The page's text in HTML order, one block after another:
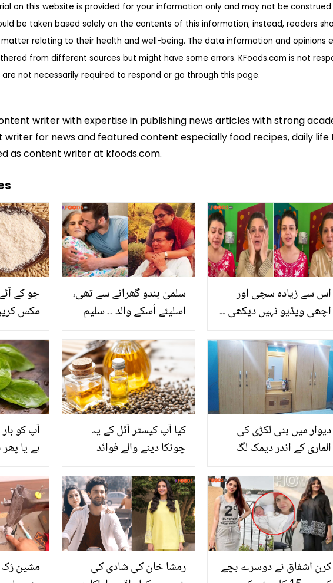
on this website is provided for your information only and may not be
be taken based solely on the contents of this information; instead, readers
relating to their health and well-being. The data information and opinions
from different sources but might have some errors. KFoods.com is not
not necessarily required to respond or go through this page.
writer with expertise in publishing news articles with strong
for news and featured content especially food recipes, daily
as content writer at kfoods.com.
جو کے
مکس
معلوم
سلمیٰ ہندو گھرانے سے تھی،
اسلیئے اُسکے والد ۔۔ سلیم
شادی کے لیئے سسر کو کیسے
منایا؟
اس سے زیادہ سچی اور
اچھی ویڈیو نہیں دیکھی ۔۔
عباس کی اسکن کیئر
پروڈکٹس کی ویڈیو نے
مداحوں کے دل جیت لیئے
آپ کو
ہے یا
مسائل
بھی
کیا آپ کیسٹر آئل کے یہ
چونکا دینے والے فوائد
دیوار میں بنی لکڑی کی
الماری کے اندر دیمک لگ
ختم کرنے کے 3 آسان
طریقے
مشین رُک
رمشا خان کی شادی کی
کرن اشفاق نے دوسرے بچے